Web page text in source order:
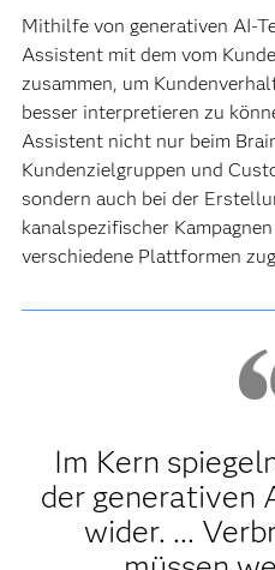
Mithilfe von generativen AI-
Assistent mit dem vom
zusammen, um
besser interpretieren zu
Assistent nicht nur beim
Kundenzielgruppen und
sondern auch bei der
kanalspezifischer
verschiedene Plattformen
Im Kern
der generativen
wider. ...